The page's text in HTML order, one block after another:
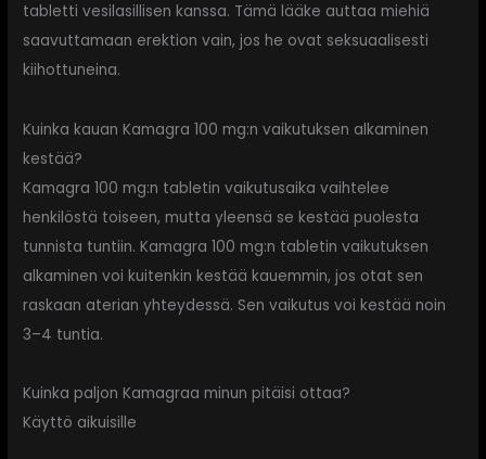
tabletti vesilasillisen kanssa. Tämä lääke auttaa miehiä
saavuttamaan erektion vain, jos he ovat seksuaalisesti
kiihottuneina.
Kuinka kauan Kamagra 100 mg:n vaikutuksen alkaminen
kestää?
Kamagra 100 mg:n tabletin vaikutusaika vaihtelee
henkilöstä toiseen, mutta yleensä se kestää puolesta
tunnista tuntiin. Kamagra 100 mg:n tabletin vaikutuksen
alkaminen voi kuitenkin kestää kauemmin, jos otat sen
raskaan aterian yhteydessä. Sen vaikutus voi kestää noin
3–4 tuntia.
Kuinka paljon Kamagraa minun pitäisi ottaa?
Käyttö aikuisille